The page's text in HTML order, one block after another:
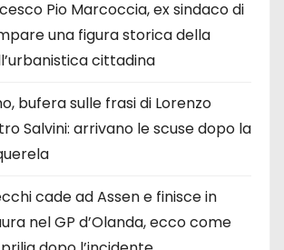
Pio Marcoccia, ex sindaco di
una figura storica della
cittadina
bufera sulle frasi di Lorenzo
Salvini: arrivano le scuse dopo la
cade ad Assen e finisce in
nel GP d’Olanda, ecco come